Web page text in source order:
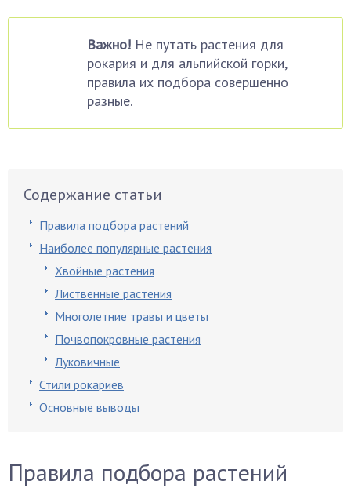
Важно! Не путать растения для
рокария и для альпийской горки,
правила их подбора совершенно
разные.
Содержание статьи
Правила подбора растений
Наиболее популярные растения
Хвойные растения
Лиственные растения
Многолетние травы и цветы
Почвопокровные растения
Луковичные
Стили рокариев
Основные выводы
Правила подбора растений